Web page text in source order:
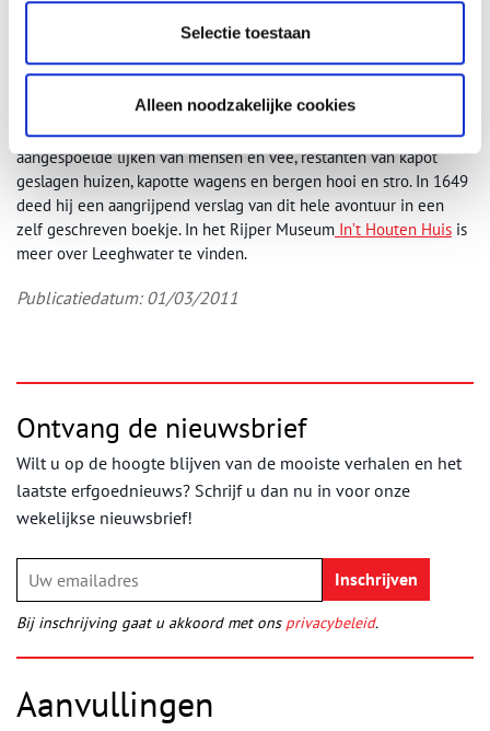
Selectie toestaan
Alleen noodzakelijke cookies
Leeghwaters logement werd inderdaad weggespoeld, maar het
herenhuis bleef op het nippertje overeind. Hier bracht iedereen
het er levend van af. Vele anderen waren minder fortuinlijk. De
dijken begaven het op diverse plekken. De mensen waar
Leeghwater de dag tevoren nog mee gesproken had, kwamen om
in de golven. Leeghwater zag de volgende dag met eigen ogen
aangespoelde lijken van mensen en vee, restanten van kapot
geslagen huizen, kapotte wagens en bergen hooi en stro. In 1649
deed hij een aangrijpend verslag van dit hele avontuur in een
zelf geschreven boekje. In het Rijper Museum In’t Houten Huis is
meer over Leeghwater te vinden.
Publicatiedatum: 01/03/2011
Ontvang de nieuwsbrief
Wilt u op de hoogte blijven van de mooiste verhalen en het
laatste erfgoednieuws? Schrijf u dan nu in voor onze
wekelijkse nieuwsbrief!
Bij inschrijving gaat u akkoord met ons privacybeleid.
Aanvullingen